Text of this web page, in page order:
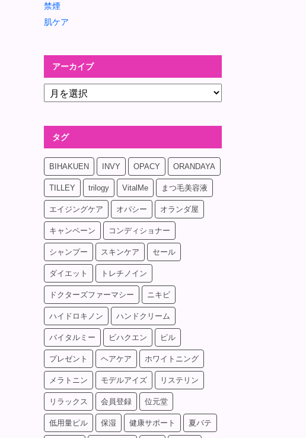
禁煙
肌ケア
アーカイブ
タグ
BIHAKUEN INVY OPACY ORANDAYA
TILLEY trilogy VitalMe まつ毛美容液
エイジングケア オパシー オランダ屋
キャンペーン コンディショナー
シャンプー スキンケア セール
ダイエット トレチノイン
ドクターズファーマシー ニキビ
ハイドロキノン ハンドクリーム
バイタルミー ビハクエン ピル
プレゼント ヘアケア ホワイトニング
メラトニン モデルアイズ リステリン
リラックス 会員登録 位元堂
低用量ピル 保湿 健康サポート 夏バテ